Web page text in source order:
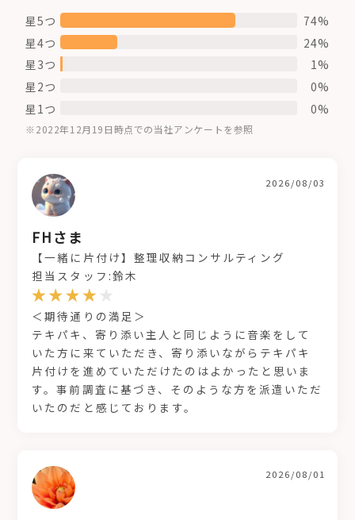
星5つ
74%
星4つ
24%
星3つ
1%
星2つ
0%
星1つ
0%
※2022年12月19日時点での当社アンケートを参照
FHさま
2026/08/03
【一緒に片付け】整理収納コンサルティング
担当スタッフ:鈴木
＜期待通りの満足＞
テキパキ、寄り添い主人と同じように音楽をして
いた方に来ていただき、寄り添いながらテキパキ
片付けを進めていただけたのはよかったと思いま
す。事前調査に基づき、そのような方を派遣いただ
いたのだと感じております。
2026/08/01